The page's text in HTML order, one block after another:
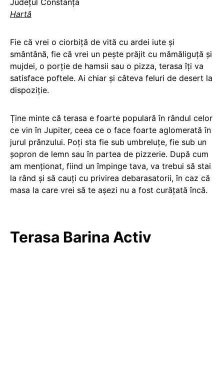
Hartă
Fie că vrei o ciorbiță de vită cu ardei iute și
smântână, fie că vrei un pește prăjit cu mămăliguță și
mujdei, o porție de hamsii sau o pizza, terasa îți va
satisface poftele. Ai chiar și câteva feluri de desert la
dispoziție.
Ține minte că terasa e foarte populară în rândul celor
ce vin în Jupiter, ceea ce o face foarte aglomerată în
jurul prânzului. Poți sta fie sub umbreluțe, fie sub un
șopron de lemn sau în partea de pizzerie. După cum
am menționat, fiind un împinge tava, va trebui să stai
la rând și să cauți cu privirea debarasatorii, în caz că
masa la care vrei să te așezi nu a fost curățată încă.
Terasa Barina Activ